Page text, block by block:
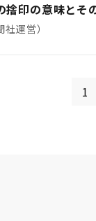
捨印の意味と
運営）
1